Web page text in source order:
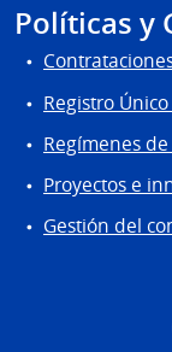
Políticas y
Registro
Regímenes
Proyectos e
Gestión del